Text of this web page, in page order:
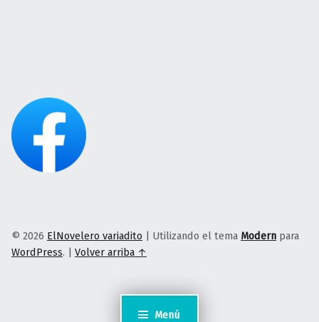
Menú
© 2026 ElNovelero variadito Utilizando el tema Modern para
WordPress. Volver arriba ↑